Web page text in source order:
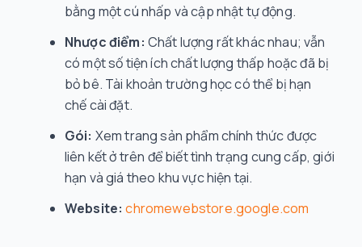
bằng một cú nhấp và cập nhật tự động.
Nhược điểm: Chất lượng rất khác nhau; vẫn
có một số tiện ích chất lượng thấp hoặc đã bị
bỏ bê. Tài khoản trường học có thể bị hạn
chế cài đặt.
Gói: Xem trang sản phẩm chính thức được
liên kết ở trên để biết tình trạng cung cấp, giới
hạn và giá theo khu vực hiện tại.
Website: chromewebstore.google.com